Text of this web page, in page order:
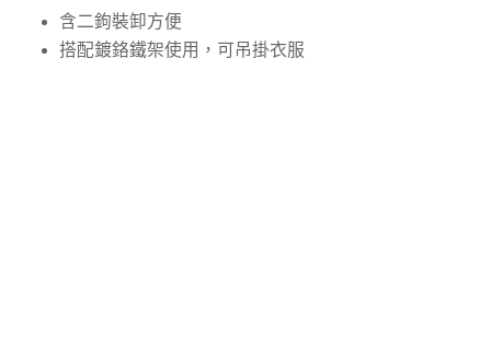
含二鉤裝卸方便
搭配鍍鉻鐵架使用，可吊掛衣服